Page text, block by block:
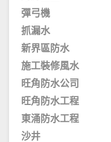
彈弓機
抓漏水
新界區防水
施工裝修風水
旺角防水公司
旺角防水工程
東涌防水工程
沙井